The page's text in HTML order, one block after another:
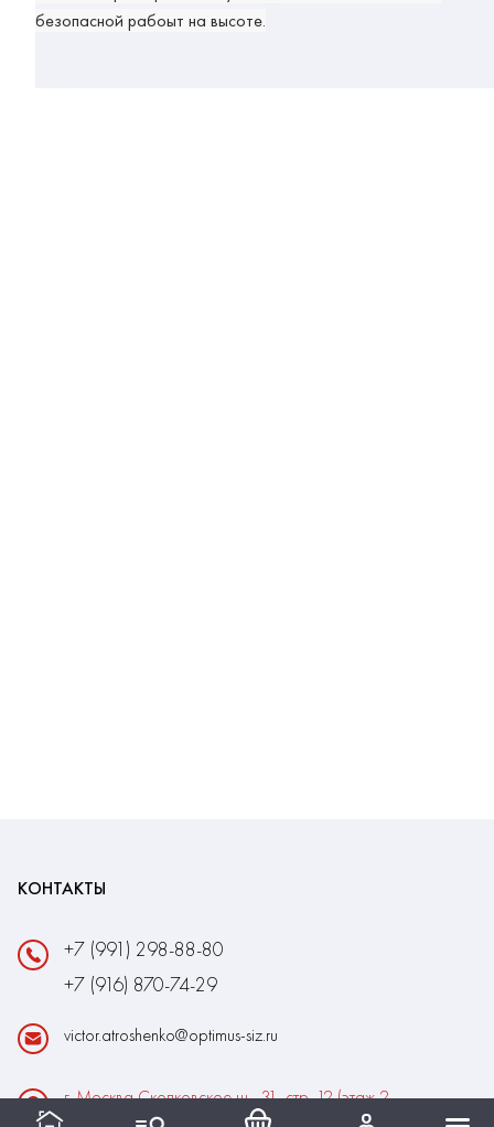
безопасной рабоыт на высоте.
КОНТАКТЫ
+7 (991) 298-88-80
+7 (916) 870-74-29
victor.atroshenko@optimus-siz.ru
г. Москва Сколковское ш., 31, стр. 12 (этаж 2,
помещение 22)